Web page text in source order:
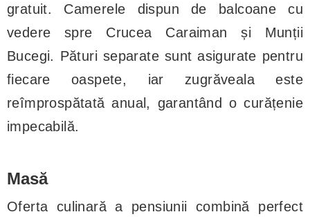
gratuit. Camerele dispun de balcoane cu
vedere spre Crucea Caraiman și Munții
Bucegi. Pături separate sunt asigurate pentru
fiecare oaspete, iar zugrăveala este
reîmprospătată anual, garantând o curățenie
impecabilă.
Masă
Oferta culinară a pensiunii combină perfect